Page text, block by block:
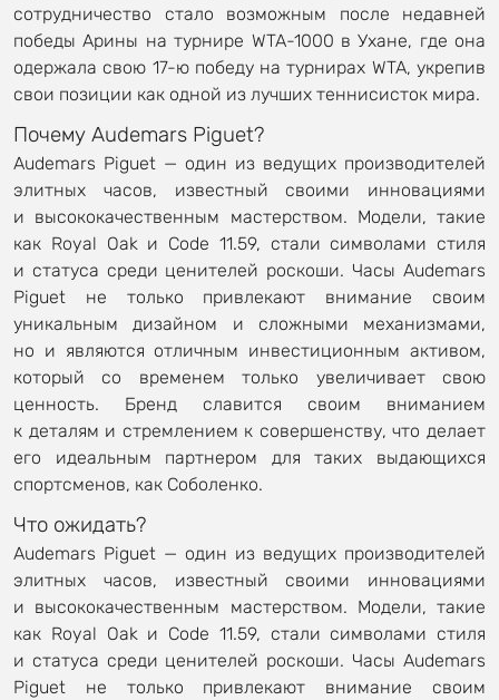
сотрудничество стало возможным после недавней
победы Арины на турнире WTA-1000 в Ухане, где она
одержала свою 17-ю победу на турнирах WTA, укрепив
свои позиции как одной из лучших теннисисток мира.
Почему Audemars Piguet?
Audemars Piguet — один из ведущих производителей
элитных часов, известный своими инновациями
и высококачественным мастерством. Модели, такие
как Royal Oak и Code 11.59, стали символами стиля
и статуса среди ценителей роскоши. Часы Audemars
Piguet не только привлекают внимание своим
уникальным дизайном и сложными механизмами,
но и являются отличным инвестиционным активом,
который со временем только увеличивает свою
ценность. Бренд славится своим вниманием
к деталям и стремлением к совершенству, что делает
его идеальным партнером для таких выдающихся
спортсменов, как Соболенко.
Что ожидать?
Audemars Piguet — один из ведущих производителей
элитных часов, известный своими инновациями
и высококачественным мастерством. Модели, такие
как Royal Oak и Code 11.59, стали символами стиля
и статуса среди ценителей роскоши. Часы Audemars
Piguet не только привлекают внимание своим